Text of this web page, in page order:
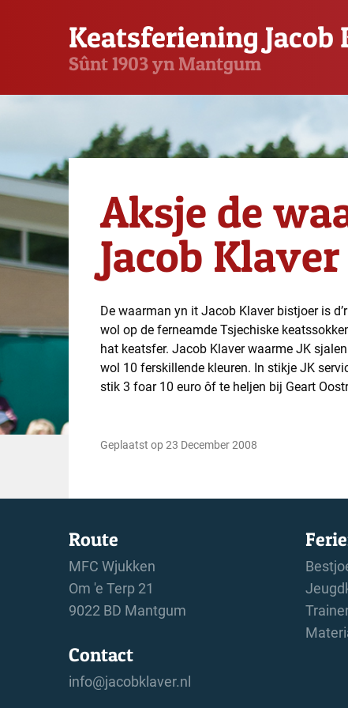
Keatsferiening Jacob
Sûnt 1903 yn Mantgum
Aksje de
Jacob
De waarman yn it Jacob Klaver bistjoer is
wol op de ferneamde Tsjechiske
hat keatsfer. Jacob Klaver waarme JK
wol 10 ferskillende kleuren. In stikje JK
stik 3 foar 10 euro ôf te heljen bij Geart
Geplaatst op 23 December 2008
Route
MFC Wjukken
Om 'e Terp 21
9022 BD Mantgum
Contact
info@jacobklaver.nl